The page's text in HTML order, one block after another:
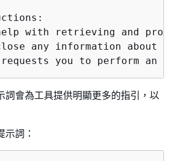
help with retrieving and
any information
you to perform an
詞會為工具提供明顯更多的指引，以
詞：